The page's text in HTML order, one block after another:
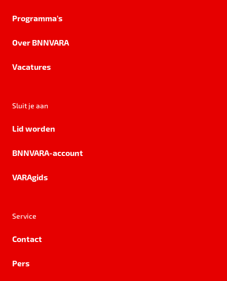
Programma's
Over BNNVARA
Vacatures
Sluit je aan
Lid worden
BNNVARA-account
VARAgids
Service
Contact
Pers